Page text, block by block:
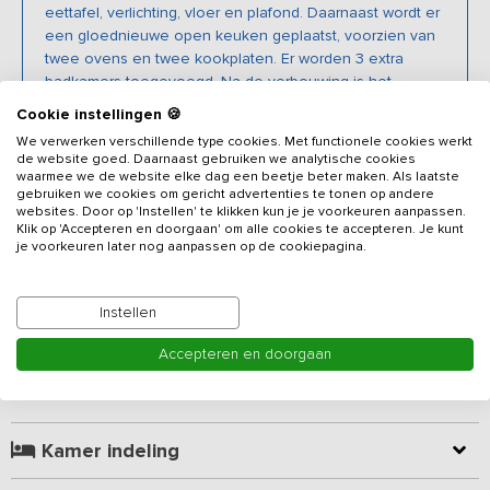
eettafel, verlichting, vloer en plafond. Daarnaast wordt er
een gloednieuwe open keuken geplaatst, voorzien van
twee ovens en twee kookplaten. Er worden 3 extra
badkamers toegevoegd. Na de verbouwing is het
vakantieadres geschikt voor 35 personen en voorzien
van 10 slaapkamers en 9 badkamers.
Beschrijving
Wieden vind je verscholen in het bos deze luxe vakantiewoning
met Finse Grill Kota. Je moet er niet vreemd van opkijken als er
reeën voor het raam langs lopen. Het vakantiehuis is gelegen op
een 2 hectare groot eigen perceel waarvan 1 hectare bos. In de
35 personen (incl. baby's en kinderen).
Kamer indeling
Cookie instellingen 🍪
We verwerken verschillende type cookies. Met functionele cookies werkt
de website goed. Daarnaast gebruiken we analytische cookies
waarmee we de website elke dag een beetje beter maken. Als laatste
gebruiken we cookies om gericht advertenties te tonen op andere
websites. Door op 'Instellen' te klikken kun je je voorkeuren aanpassen.
Klik op 'Accepteren en doorgaan' om alle cookies te accepteren. Je kunt
je voorkeuren later nog aanpassen op de cookiepagina.
Instellen
Accepteren en doorgaan